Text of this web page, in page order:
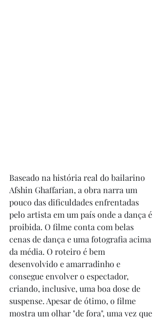
Baseado na história real do bailarino
Afshin Ghaffarian, a obra narra um
pouco das dificuldades enfrentadas
pelo artista em um país onde a dança é
proibida. O filme conta com belas
cenas de dança e uma fotografia acima
da média. O roteiro é bem
desenvolvido e amarradinho e
consegue envolver o espectador,
criando, inclusive, uma boa dose de
suspense. Apesar de ótimo, o filme
mostra um olhar "de fora", uma vez que